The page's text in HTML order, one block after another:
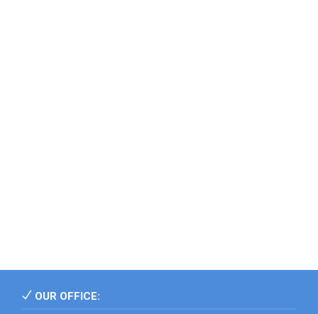
OUR OFFICE: